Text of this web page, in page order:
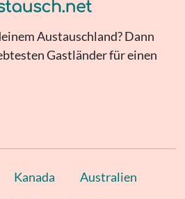
Austauschland? Dann
Gastländer für einen
Kanada Australien